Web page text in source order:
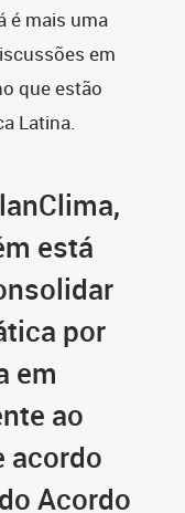
é mais uma
em
que estão
Latina.
está
por
em
ao
acordo
Acordo